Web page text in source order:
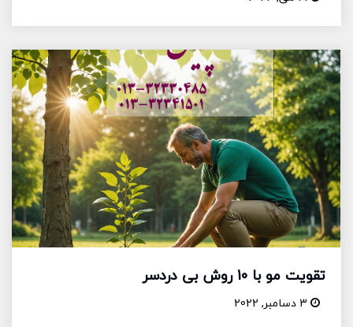
تقویت مو با 10 روش بی دردسر